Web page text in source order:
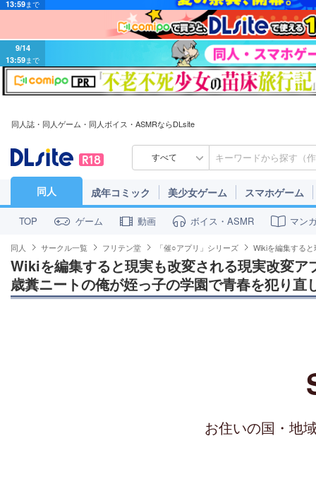
9/14
13:59まで
同人誌・同人ゲーム・同人ボイス・ASMRならDLsite
すべて
同人 成年コミック 美少女ゲーム スマホゲーム
TOP ゲーム 動画 ボイス・ASMR マン
同人 サークル一覧 フリテン堂 「催○アプリ」シリーズ Wikiを編集する
Wikiを編集すると現実も改変される現実改変ア
歳糞ニートの俺が姪っ子の学園で青春を犯り直
お住いの国・地